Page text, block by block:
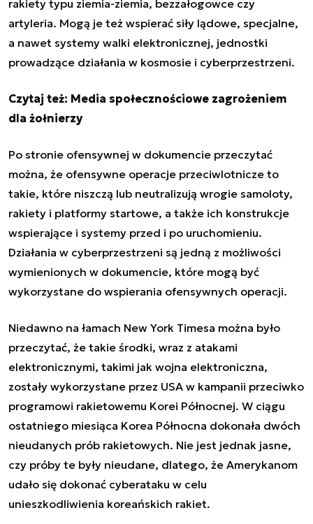
rakiety typu ziemia-ziemia, bezzałogowce czy
artyleria. Mogą je też wspierać siły lądowe, specjalne,
a nawet systemy walki elektronicznej, jednostki
prowadzące działania w kosmosie i cyberprzestrzeni.
Czytaj też: Media społecznościowe zagrożeniem
dla żołnierzy
Po stronie ofensywnej w dokumencie przeczytać
można, że ​​ofensywne operacje przeciwlotnicze to
takie, które niszczą lub neutralizują wrogie samoloty,
rakiety i platformy startowe, a także ich konstrukcje
wspierające i systemy przed i po uruchomieniu.
Działania w cyberprzestrzeni są jedną z możliwości
wymienionych w dokumencie, które mogą być
wykorzystane do wspierania ofensywnych operacji.
Niedawno na łamach New York Timesa można było
przeczytać, że takie środki, wraz z atakami
elektronicznymi, takimi jak wojna elektroniczna,
zostały wykorzystane przez USA w kampanii przeciwko
programowi rakietowemu Korei Północnej. W ciągu
ostatniego miesiąca Korea Północna dokonała dwóch
nieudanych prób rakietowych. Nie jest jednak jasne,
czy próby te były nieudane, dlatego, że Amerykanom
udało się dokonać cyberataku w celu
unieszkodliwienia koreańskich rakiet.